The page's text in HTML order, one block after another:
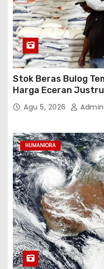
Stok Beras Bulog
Harga Eceran
TurutAgu 5, 2026 Admin
HUMANIORA